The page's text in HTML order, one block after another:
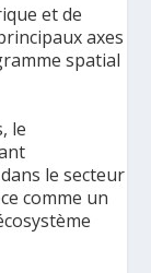
et de
axes
spatial
le
le secteur
comme un